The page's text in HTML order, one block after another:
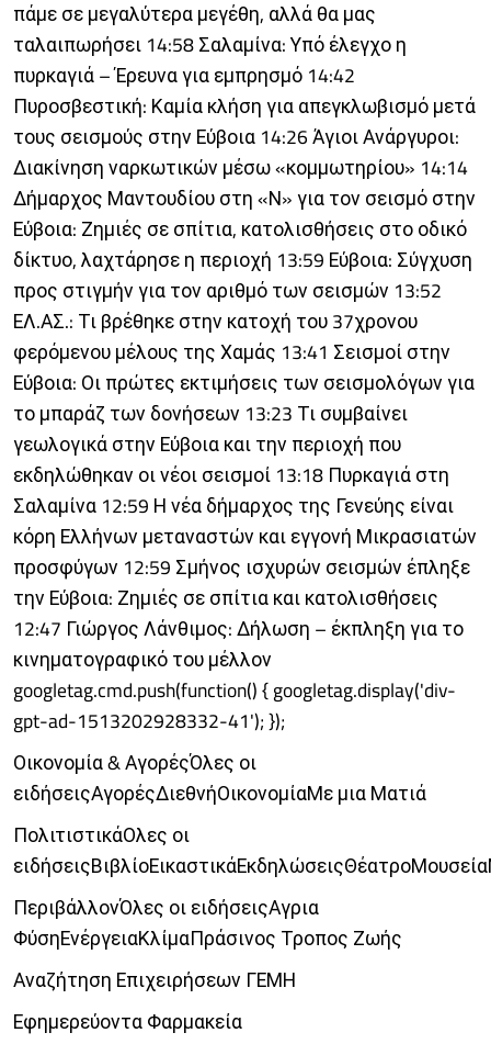
πάμε σε μεγαλύτερα μεγέθη, αλλά θα μας
ταλαιπωρήσει 14:58 Σαλαμίνα: Υπό έλεγχο η
πυρκαγιά – Έρευνα για εμπρησμό 14:42
Πυροσβεστική: Καμία κλήση για απεγκλωβισμό μετά
τους σεισμούς στην Εύβοια 14:26 Άγιοι Ανάργυροι:
Διακίνηση ναρκωτικών μέσω «κομμωτηρίου» 14:14
Δήμαρχος Μαντουδίου στη «Ν» για τον σεισμό στην
Εύβοια: Ζημιές σε σπίτια, κατολισθήσεις στο οδικό
δίκτυο, λαχτάρησε η περιοχή 13:59 Εύβοια: Σύγχυση
προς στιγμήν για τον αριθμό των σεισμών 13:52
ΕΛ.ΑΣ.: Τι βρέθηκε στην κατοχή του 37χρονου
φερόμενου μέλους της Χαμάς 13:41 Σεισμοί στην
Εύβοια: Οι πρώτες εκτιμήσεις των σεισμολόγων για
το μπαράζ των δονήσεων 13:23 Τι συμβαίνει
γεωλογικά στην Εύβοια και την περιοχή που
εκδηλώθηκαν οι νέοι σεισμοί 13:18 Πυρκαγιά στη
Σαλαμίνα 12:59 Η νέα δήμαρχος της Γενεύης είναι
κόρη Ελλήνων μεταναστών και εγγονή Μικρασιατών
προσφύγων 12:59 Σμήνος ισχυρών σεισμών έπληξε
την Εύβοια: Ζημιές σε σπίτια και κατολισθήσεις
12:47 Γιώργος Λάνθιμος: Δήλωση – έκπληξη για το
κινηματογραφικό του μέλλον
googletag.cmd.push(function() { googletag.display('div-
gpt-ad-1513202928332-41'); });
Οικονομία & ΑγορέςΌλες οι
ειδήσειςΑγορέςΔιεθνήΟικονομίαΜε μια Ματιά
ΠολιτιστικάΟλες οι
ΠεριβάλλονΌλες οι ειδήσειςΑγρια
ΦύσηΕνέργειαΚλίμαΠράσινος Τροπος Ζωής
Αναζήτηση Επιχειρήσεων ΓΕΜΗ
Εφημερεύοντα Φαρμακεία